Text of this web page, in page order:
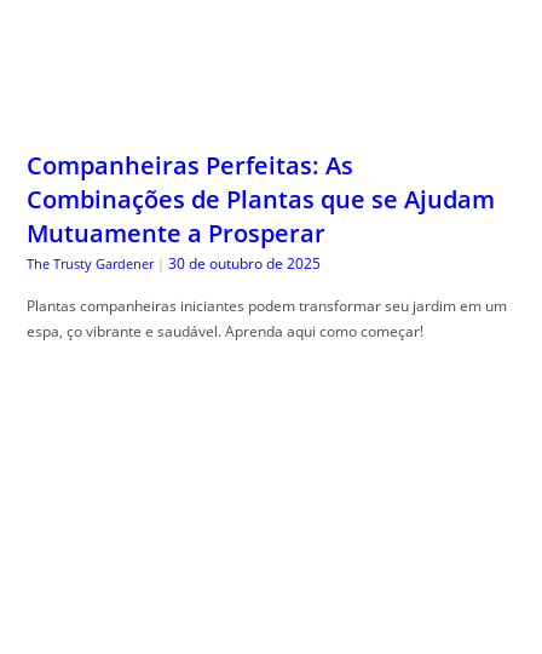
Companheiras Perfeitas: As
Combinações de Plantas que se Ajudam
Mutuamente a Prosperar
The Trusty Gardener | 30 de outubro de 2025
Plantas companheiras iniciantes podem transformar seu jardim em um
espa, ço vibrante e saudável. Aprenda aqui como começar!